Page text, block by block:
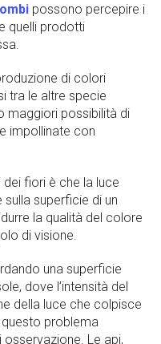
possono percepire i
quelli prodotti
di colori
tra le altre specie
maggiori possibilità di
impollinate con
fiori è che la luce
superficie di un
la qualità del colore
di visione.
una superficie
dove l’intensità del
della luce che colpisce
problema
Le api,